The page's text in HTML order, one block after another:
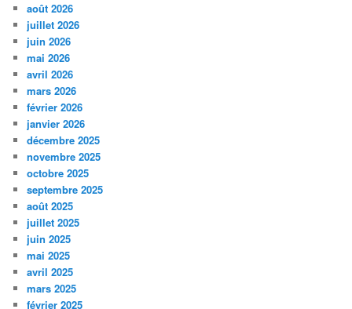
août 2026
juillet 2026
juin 2026
mai 2026
avril 2026
mars 2026
février 2026
janvier 2026
décembre 2025
novembre 2025
octobre 2025
septembre 2025
août 2025
juillet 2025
juin 2025
mai 2025
avril 2025
mars 2025
février 2025